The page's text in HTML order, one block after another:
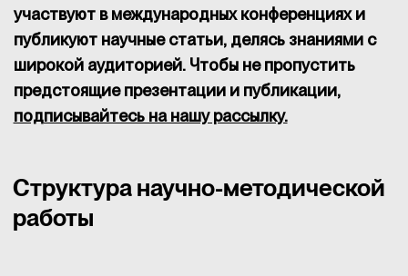
участвуют в международных конференциях и
публикуют научные статьи, делясь знаниями с
широкой аудиторией. Чтобы не пропустить
предстоящие презентации и публикации,
подписывайтесь на нашу рассылку.
Структура научно-методической
работы